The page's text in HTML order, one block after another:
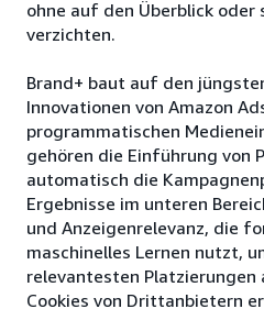
ohne auf den Überblick
verzichten.
Brand+ baut auf den
Innovationen von Amazon
programmatischen
gehören die Einführung von
automatisch die
Ergebnisse im unteren
und Anzeigenrelevanz, die
maschinelles Lernen nutzt,
relevantesten Platzierungen
Cookies von Drittanbietern